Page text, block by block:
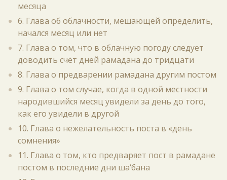
месяца
6. Глава об облачности, мешающей определить,
начался месяц или нет
7. Глава о том, что в облачную погоду следует
доводить счёт дней рамадана до тридцати
8. Глава о предварении рамадана другим постом
9. Глава о том случае, когда в одной местности
народившийся месяц увидели за день до того,
как его увидели в другой
10. Глава о нежелательность поста в «день
сомнения»
11. Глава о том, кто предваряет пост в рамадане
постом в последние дни ша‘бана